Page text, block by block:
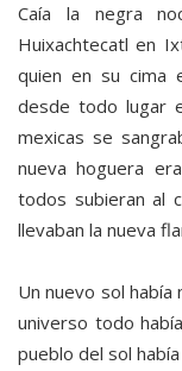
Caía la negra
Huixachtecatl en
quien en su cima
desde todo lugar
mexicas se
nueva hoguera
todos subieran al
llevaban la nueva
Un nuevo sol había
universo todo
pueblo del sol